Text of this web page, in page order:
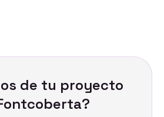
de tu proyecto
?